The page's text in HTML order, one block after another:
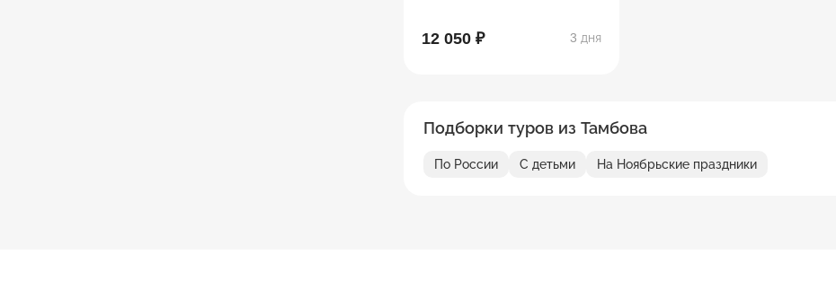
12 050 ₽ 3 дня
Подборки туров из Тамбова
По России С детьми На Ноябрьские праздники